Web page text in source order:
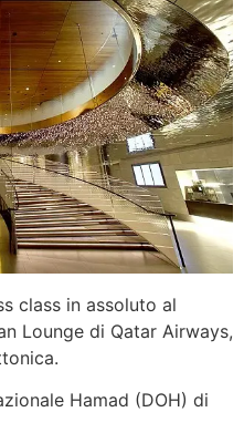
class in assoluto al
Lounge di Qatar Airways,
Hamad (DOH) di